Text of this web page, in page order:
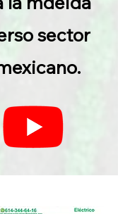
sector